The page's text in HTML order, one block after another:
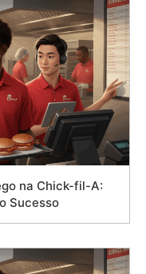
na Chick-fil-A:
Sucesso